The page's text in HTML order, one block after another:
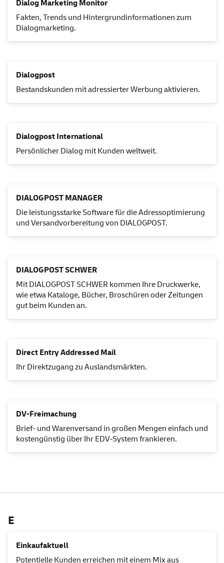
Dialog Marketing Monitor
Fakten, Trends und Hintergrundinformationen zum
Dialogmarketing.
Dialogpost
Bestandskunden mit adressierter Werbung aktivieren.
Dialogpost International
Persönlicher Dialog mit Kunden weltweit.
DIALOGPOST MANAGER
Die leistungsstarkeSoftwarefür die Adressoptimierung
und Versandvorbereitung von DIALOGPOST.
DIALOGPOST SCHWER
Mit DIALOGPOST SCHWER kommen Ihre Druckwerke,
wie etwa Kataloge, Bücher, Broschüren oder Zeitungen
gut beim Kunden an.
Direct Entry Addressed Mail
Ihr Direktzugang zu Auslandsmärkten.
DV-Freimachung
Brief- und Warenversand in großen Mengen einfach und
kostengünstig über Ihr EDV-System frankieren.
E
Einkaufaktuell
Potentielle Kunden erreichen mit einem Mix aus